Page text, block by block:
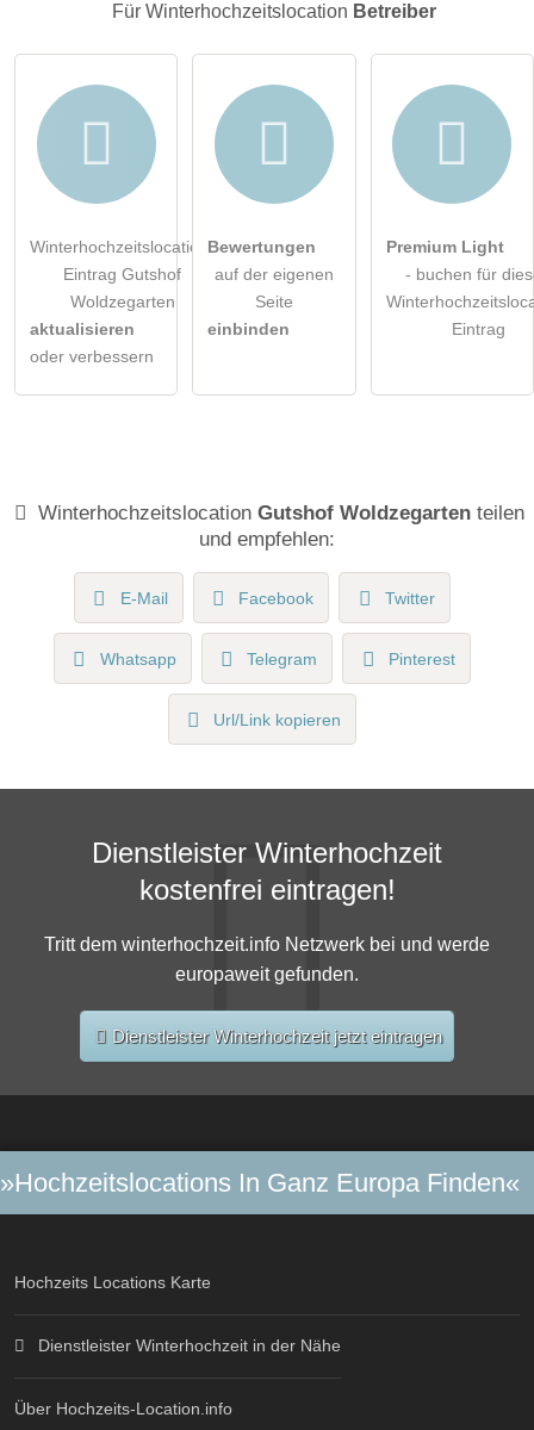
Winterhochzeitslocation-Eintrag zu stellen .
Für Winterhochzeitslocation Betreiber
Winterhochzeitslocation-
Eintrag Gutshof
Woldzegarten
aktualisieren
oder verbessern
Bewertungen
auf der eigenen
Seite
einbinden
Premium Light
- buchen für
Eintrag
Winterhochzeitslocation Gutshof Woldzegartenteilen
und empfehlen:
E-Mail Facebook Twitter
Whatsapp Telegram Pinterest
Url/Link kopieren
Dienstleister Winterhochzeit
kostenfrei eintragen!
Tritt dem winterhochzeit.info Netzwerk bei und werde
europaweit gefunden.
Dienstleister Winterhochzeit jetzt eintragen
»Hochzeitslocations In Ganz Europa Finden«
Hochzeits Locations Karte
Dienstleister Winterhochzeit in der Nähe
Über Hochzeits-Location.info